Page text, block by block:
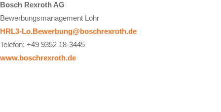
Bosch Rexroth AG
Bewerbungsmanagement Lohr
HRL3-Lo.Bewerbung@boschrexroth.de
Telefon: +49 9352 18-3445
www.boschrexroth.de